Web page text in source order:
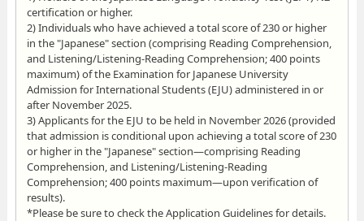
certification or higher.
2) Individuals who have achieved a total score of 230 or higher
in the "Japanese" section (comprising Reading Comprehension,
and Listening/Listening-Reading Comprehension; 400 points
maximum) of the Examination for Japanese University
Admission for International Students (EJU) administered in or
after November 2025.
3) Applicants for the EJU to be held in November 2026 (provided
that admission is conditional upon achieving a total score of 230
or higher in the "Japanese" section—comprising Reading
Comprehension, and Listening/Listening-Reading
Comprehension; 400 points maximum—upon verification of
results).
*Please be sure to check the Application Guidelines for details.